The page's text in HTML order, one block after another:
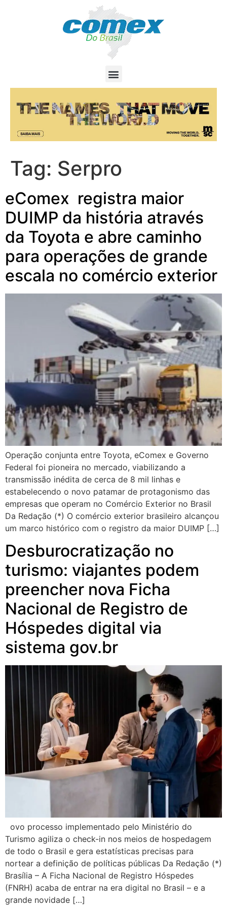
Tag: Serpro
eComex registra maior
DUIMP da história através
da Toyota e abre caminho
para operações de grande
escala no comércio exterior
Operação conjunta entre Toyota, eComex e Governo
Federal foi pioneira no mercado, viabilizando a
transmissão inédita de cerca de 8 mil linhas e
estabelecendo o novo patamar de protagonismo das
empresas que operam no Comércio Exterior no Brasil
Da Redação (*) O comércio exterior brasileiro alcançou
um marco histórico com o registro da maior DUIMP […]
Desburocratização no
turismo: viajantes podem
preencher nova Ficha
Nacional de Registro de
Hóspedes digital via
sistema gov.br
ovo processo implementado pelo Ministério do
Turismo agiliza o check-in nos meios de hospedagem
de todo o Brasil e gera estatísticas precisas para
nortear a definição de políticas públicas Da Redação (*)
Brasília – A Ficha Nacional de Registro Hóspedes
(FNRH) acaba de entrar na era digital no Brasil – e a
grande novidade […]